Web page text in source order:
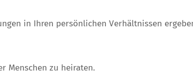
in Ihren persönlichen Verhältnissen
Menschen zu heiraten.